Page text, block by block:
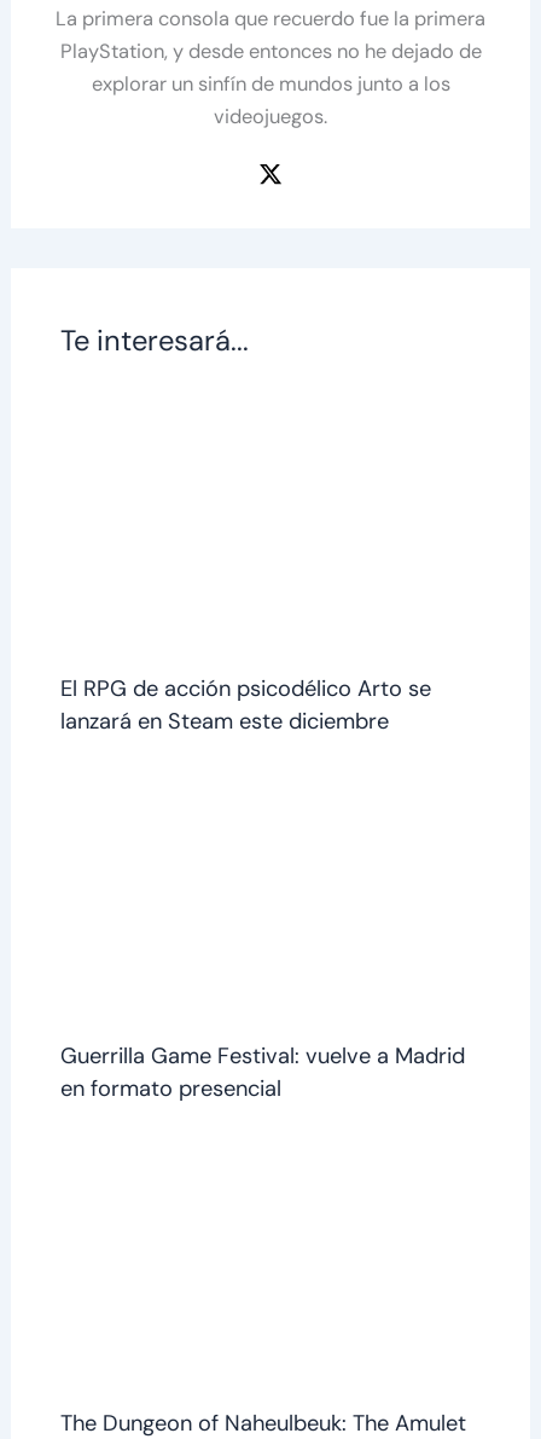
La primera consola que recuerdo fue la primera
PlayStation, y desde entonces no he dejado de
explorar un sinfín de mundos junto a los
videojuegos.
Te interesará...
El RPG de acción psicodélico Arto se
lanzará en Steam este diciembre
Guerrilla Game Festival: vuelve a Madrid
en formato presencial
The Dungeon of Naheulbeuk: The Amulet